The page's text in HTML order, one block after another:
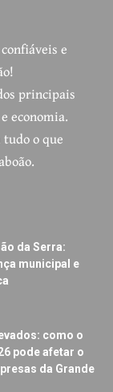
e
principais
economia.
o que
da Serra:
municipal e
como o
pode afetar o
da Grande